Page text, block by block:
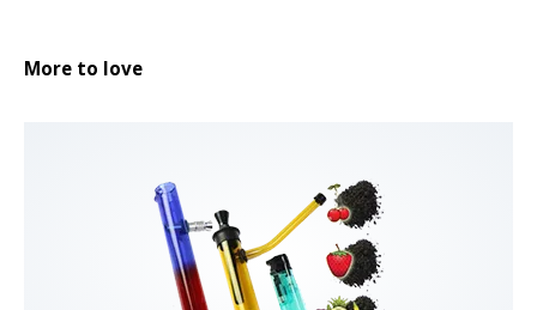
More to love